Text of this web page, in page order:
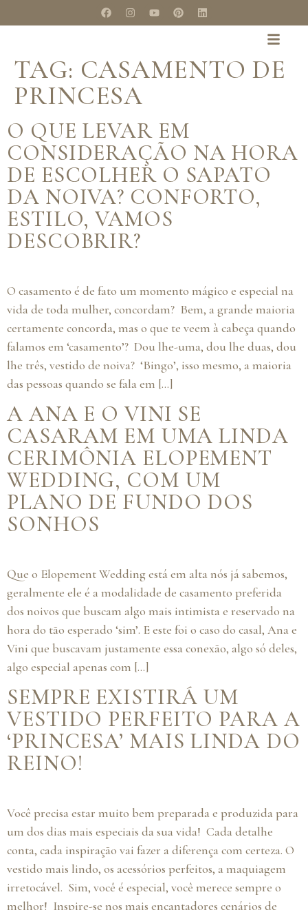
TAG: CASAMENTO DE
PRINCESA
O QUE LEVAR EM
CONSIDERAÇÃO NA HORA
DE ESCOLHER O SAPATO
DA NOIVA? CONFORTO,
ESTILO, VAMOS
DESCOBRIR?
O casamento é de fato um momento mágico e especial na
vida de toda mulher, concordam? Bem, a grande maioria
certamente concorda, mas o que te veem à cabeça quando
falamos em ‘casamento’? Dou lhe-uma, dou lhe duas, dou
lhe três, vestido de noiva? ‘Bingo’, isso mesmo, a maioria
das pessoas quando se fala em […]
A ANA E O VINI SE
CASARAM EM UMA LINDA
CERIMÔNIA ELOPEMENT
WEDDING, COM UM
PLANO DE FUNDO DOS
SONHOS
Que o Elopement Wedding está em alta nós já sabemos,
geralmente ele é a modalidade de casamento preferida
dos noivos que buscam algo mais intimista e reservado na
hora do tão esperado ‘sim’. E este foi o caso do casal, Ana e
Vini que buscavam justamente essa conexão, algo só deles,
algo especial apenas com […]
SEMPRE EXISTIRÁ UM
VESTIDO PERFEITO PARA A
‘PRINCESA’ MAIS LINDA DO
REINO!
Você precisa estar muito bem preparada e produzida para
um dos dias mais especiais da sua vida! Cada detalhe
conta, cada inspiração vai fazer a diferença com certeza. O
vestido mais lindo, os acessórios perfeitos, a maquiagem
irretocável. Sim, você é especial, você merece sempre o
melhor! Inspire-se nos mais encantadores cenários de